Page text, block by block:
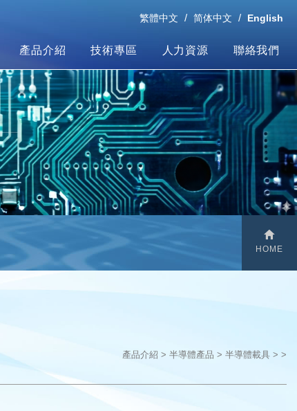
繁體中文 简体中文 English
產品介紹 技術專區 人力資源 聯絡我們
HOME
產品介紹 半導體產品 半導體載具